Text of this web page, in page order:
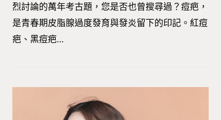
烈討論的萬年考古題，您是否也曾搜尋過？痘疤，
是青春期皮脂腺過度發育與發炎留下的印記。紅痘
疤、黑痘疤…